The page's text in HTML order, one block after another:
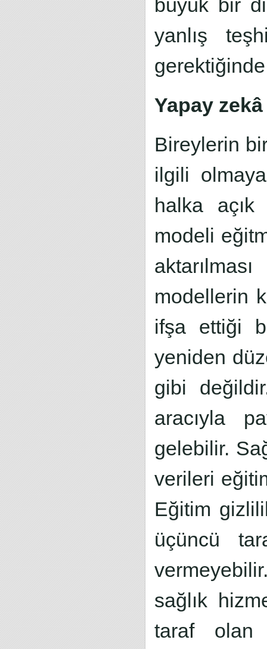
büyük bir
yanlış
Yapay
Bireylerin
ilgili
halka
modeli
modellerin
ifşa ettiği
yeniden
gibi
aracıyla
gelebilir.
verileri
Eğitim
üçüncü
sağlık
taraf olan